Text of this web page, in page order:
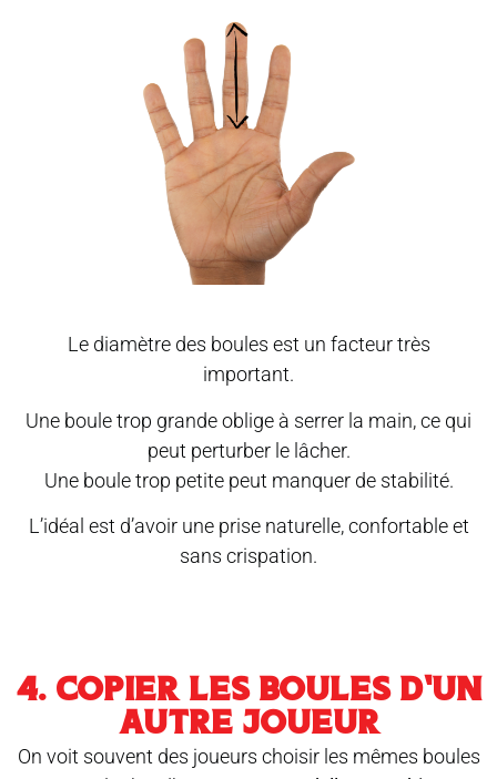
Le diamètre des boules est un facteur très
important.
Une boule trop grande oblige à serrer la main, ce qui
peut perturber le lâcher.
Une boule trop petite peut manquer de stabilité.
L’idéal est d’avoir une prise naturelle, confortable et
sans crispation.
4. COPIER LES BOULES D’UN
AUTRE JOUEUR
On voit souvent des joueurs choisir les mêmes boules